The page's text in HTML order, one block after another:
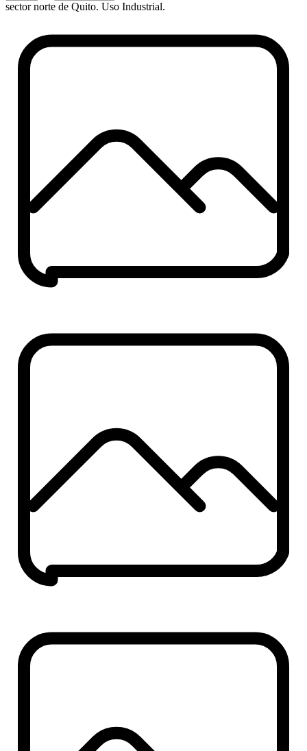
sector norte de Quito. Uso Industrial.